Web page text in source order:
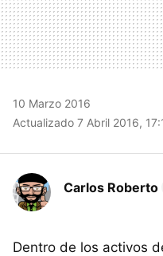
10 Marzo 2016
Actualizado 7 Abril 2016,
Carlos Roberto
Dentro de los activos